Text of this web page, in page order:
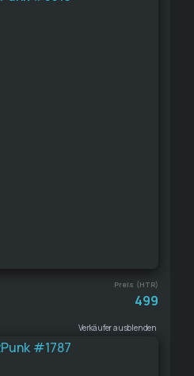
Preis (HTR)
499
Verkäufer ausblenden